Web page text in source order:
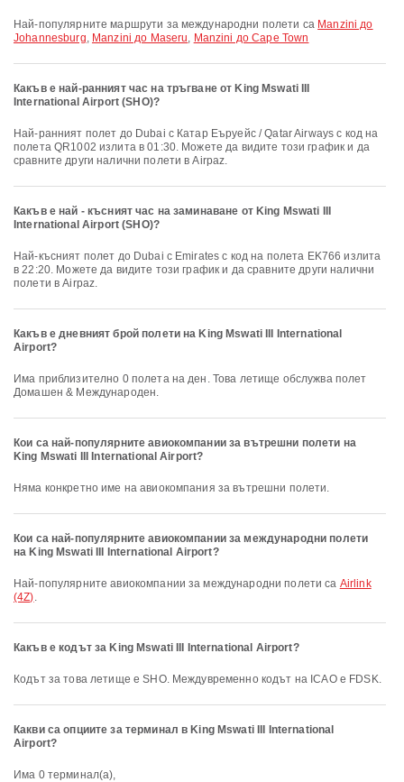
Най-популярните маршрути за международни полети са Manzini до
Johannesburg, Manzini до Maseru, Manzini до Cape Town
Какъв е най-ранният час на тръгване от King Mswati III
International Airport (SHO)?
Най-ранният полет до Dubai с Катар Еъруейс / Qatar Airways с код на
полета QR1002 излита в 01:30. Можете да видите този график и да
сравните други налични полети в Airpaz.
Какъв е най - късният час на заминаване от King Mswati III
International Airport (SHO)?
Най-късният полет до Dubai с Emirates с код на полета EK766 излита
в 22:20. Можете да видите този график и да сравните други налични
полети в Airpaz.
Какъв е дневният брой полети на King Mswati III International
Airport?
Има приблизително 0 полета на ден. Това летище обслужва полет
Домашен & Международен.
Кои са най-популярните авиокомпании за вътрешни полети на
King Mswati III International Airport?
Няма конкретно име на авиокомпания за вътрешни полети.
Кои са най-популярните авиокомпании за международни полети
на King Mswati III International Airport?
Най-популярните авиокомпании за международни полети са Airlink
(4Z).
Какъв е кодът за King Mswati III International Airport?
Кодът за това летище е SHO. Междувременно кодът на ICAO е FDSK.
Какви са опциите за терминал в King Mswati III International
Airport?
Има 0 терминал(а),